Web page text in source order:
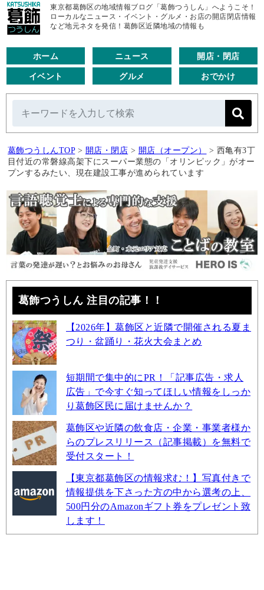
東京都葛飾区の地域情報ブログ「葛飾つうしん」へようこそ！
ローカルなニュース・イベント・グルメ・お店の開店閉店情報
など地元ネタを発信！葛飾区近隣地域の情報も
ホーム ニュース 開店・閉店
イベント グルメ おでかけ
葛飾つうしんTOP > 開店・閉店 > 開店（オープン） > 西亀有3丁
目付近の常磐線高架下にスーパー業態の「オリンピック」がオー
プンするみたい、現在建設工事が進められています
葛飾つうしん 注目の記事！！
【2026年】葛飾区と近隣で開催される夏ま
つり・盆踊り・花火大会まとめ
短期間で集中的にPR！「記事広告・求人
広告」で今すぐ知ってほしい情報をしっか
り葛飾区民に届けませんか？
葛飾区や近隣の飲食店・企業・事業者様か
らのプレスリリース（記事掲載）を無料で
受付スタート！
【東京都葛飾区の情報求む！】写真付きで
情報提供を下さった方の中から選考の上、
500円分のAmazonギフト券をプレゼント致
します！